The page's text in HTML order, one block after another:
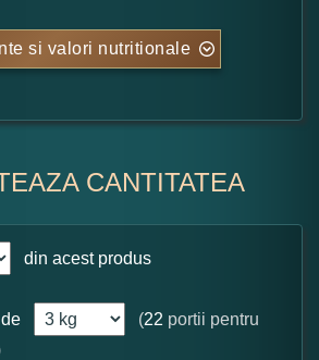
si valori nutritionale
CANTITATEA
din acest produs
(22 portii pentru